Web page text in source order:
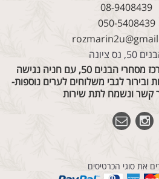
08-9408439
050-5408439
50, נס ציונה
עברנו לסטודיו החדש במרכז מסחרי הבנים 50, עם חניה נגישה
ובירור לגבי משלוחים לערים נוספות-
קשר ונשמח לתת שירות
את סוגי הכרטיסים